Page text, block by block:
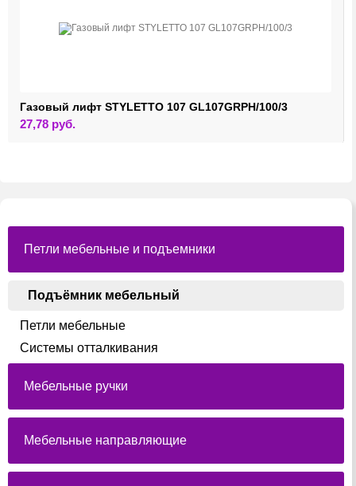
Газовый лифт STYLETTO 107 GL107GRPH/100/3
27,78 руб.
Петли мебельные и подъемники
Подъёмник мебельный
Петли мебельные
Системы отталкивания
Мебельные ручки
Мебельные направляющие